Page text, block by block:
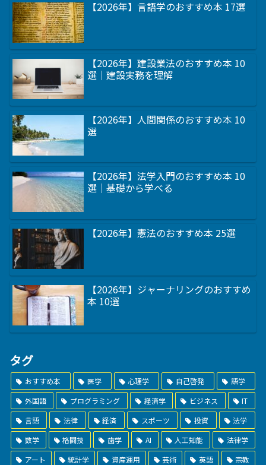
【2026年】言語学のおすすめ本 17選
【2026年】建設業法のおすすめ本 10
選｜建設実務を理解
【2026年】人間関係のおすすめ本 10
選
【2026年】法学入門のおすすめ本 10
選｜基礎から学べる
【2026年】憲法のおすすめ本 25選
【2026年】ジャーナリングのおすすめ
本 10選
タグ
おすすめ本 医学 心理学 自己啓発
語学
外国語
プログラミング 経済学 ビジネス
IT
言語
法律 経済 スポーツ 投資
法学
数学
格闘技 歯学 AI 人工知能
法律学
アート
統計学 資産運用 芸術 英語
宗教